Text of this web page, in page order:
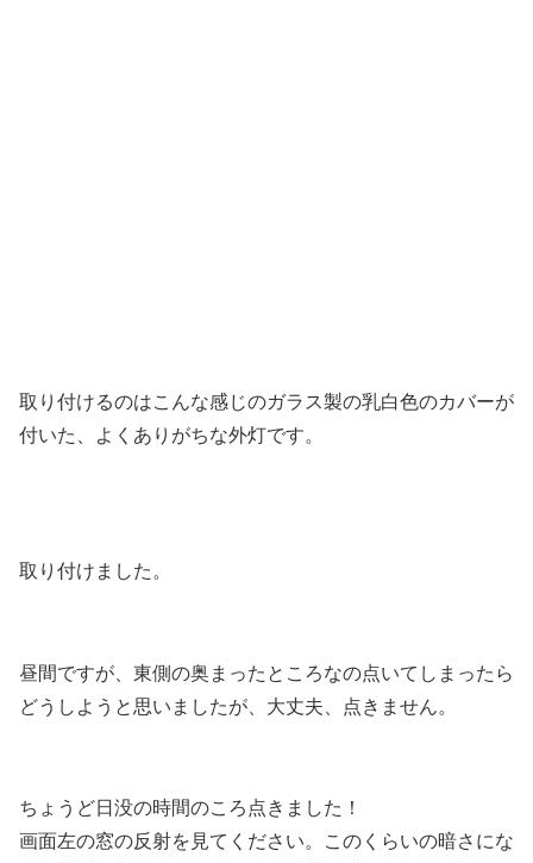
取り付けるのはこんな感じのガラス製の乳白色のカバーが
付いた、よくありがちな外灯です。
取り付けました。
昼間ですが、東側の奥まったところなの点いてしまったら
どうしようと思いましたが、大丈夫、点きません。
ちょうど日没の時間のころ点きました！
画面左の窓の反射を見てください。このくらいの暗さにな